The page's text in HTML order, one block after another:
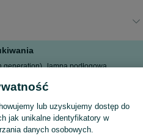
generation) lampa podłogowa
zegar kominkowy
Antyki i przedmioty kolekcjonerskie na OLX – odkryj wyjątkowe oferty antyków i rzadkich przedmiotów. Sprawdź unikalne kolekcje! Kraków i okolice.
lub uzyskujemy dostęp do
jak unikalne identyfikatory w
danych osobowych.